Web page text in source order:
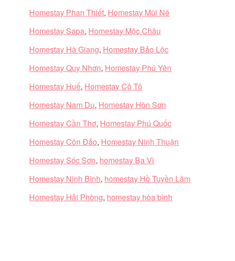
Homestay Phan Thiết, Homestay Mũi Né
Homestay Sapa, Homestay Mộc Châu
Homestay Hà Giang, Homestay Bảo Lộc
Homestay Quy Nhơn, Homestay Phú Yên
Homestay Huế, Homestay Cô Tô
Homestay Nam Du, Homestay Hòn Sơn
Homestay Cần Thơ, Homestay Phú Quốc
Homestay Côn Đảo, Homestay Ninh Thuận
Homestay Sóc Sơn, homestay Ba Vì
Homestay Ninh Bình, homestay Hồ Tuyền Lâm
Homestay Hải Phòng, homestay hòa bình